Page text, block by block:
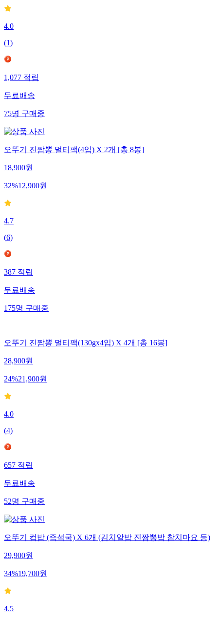
4.0
(1)
1,077적립
무료배송
75명구매중
오뚜기 진짬뽕 멀티팩(4입) X 2개 [총 8봉]
18,900원
32%12,900원
4.7
(6)
387적립
무료배송
175명구매중
오뚜기 진짬뽕 멀티팩(130gx4입) X 4개 [총 16봉]
28,900원
24%21,900원
4.0
(4)
657적립
무료배송
52명구매중
오뚜기 컵밥 (즉석국) X 6개 (김치알밥 진짬뽕밥 참치마요 등)
29,900원
34%19,700원
4.5